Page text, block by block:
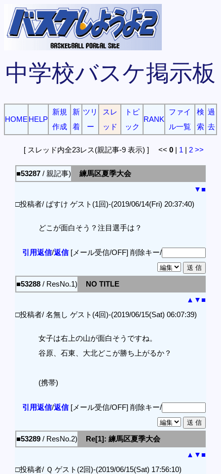
中学校バスケ掲示板
HOME HELP
新規
作成
新
着
ツリ
ー
スレ
ッド
トピ
ック
RANK
ファイ
ル一覧
検
索
過
去
[ スレッド内全23レス(親記事-9 表示) ] << 0 | 1 | 2 >>
■53287 / 親記事)
練馬区夏季大会
▼■
□投稿者/ ばすけ ゲスト(1回)-(2019/06/14(Fri) 20:37:40)
どこが面白そう？注目選手は？
引用返信/返信[メール受信/OFF] 削除キー/
■53288 / ResNo.1)
NO TITLE
▲ ▼■
□投稿者/ 名無し ゲスト(4回)-(2019/06/15(Sat) 06:07:39)
女子は右上の山が面白そうですね。
谷原、石東、大北どこが勝ち上がるか？
(携帯)
引用返信/返信[メール受信/OFF] 削除キー/
■53289 / ResNo.2)
Re[1]: 練馬区夏季大会
▲ ▼■
□投稿者/ Ｑ ゲスト(2回)-(2019/06/15(Sat) 17:56:10)